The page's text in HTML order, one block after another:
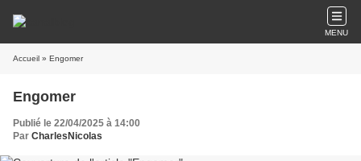
MENU
Accueil » Engomer
Engomer
Publié le 22/04/2025 à 14:00
Par CharlesNicolas